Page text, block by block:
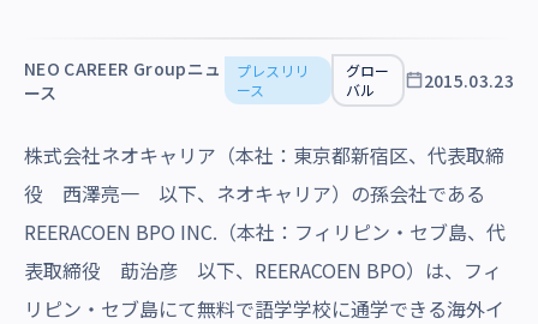
NEO CAREER Groupニュ
ース
プレスリリ
ース
グロー
バル
2015.03.23
株式会社ネオキャリア（本社：東京都新宿区、代表取締
役 西澤亮一 以下、ネオキャリア）の孫会社である
REERACOEN BPO INC.（本社：フィリピン・セブ島、代
表取締役 莇治彦 以下、REERACOEN BPO）は、フィ
リピン・セブ島にて無料で語学学校に通学できる海外イ